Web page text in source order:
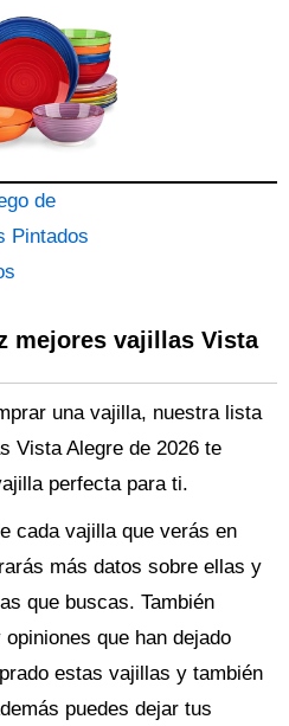
de
Pintados
mejores vajillas Vista
una vajilla, nuestra lista
Vista Alegre de 2026 te
perfecta para ti.
cada vajilla que verás en
más datos sobre ellas y
que buscas. También
que han dejado
estas vajillas y también
puedes dejar tus